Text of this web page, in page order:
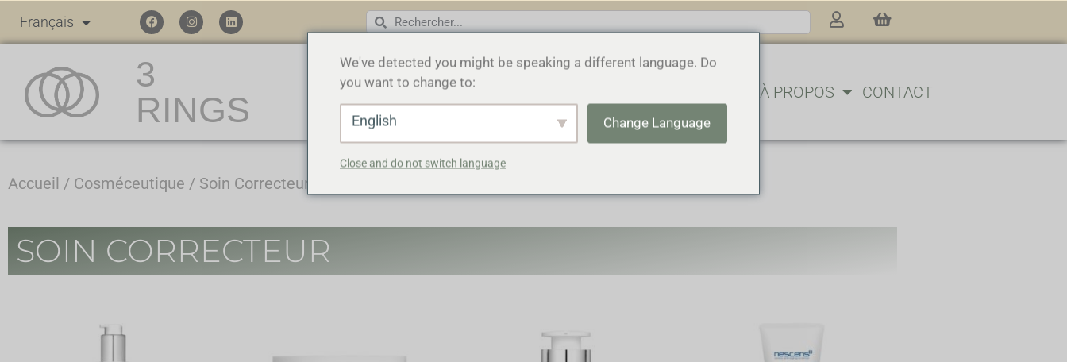
Français
3
RINGS
À PROPOS CONTACT
Accueil / Cosméceutique / Soin Correcteur
SOIN CORRECTEUR
We've detected you might be speaking a different language. Do
you want to change to:
English Change Language
Close and do not switch language